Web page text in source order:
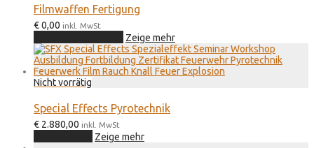
Filmwaffen Fertigung
€0,00 inkl. MwSt
Zeige mehr
Special Effects Pyrotechnik
€ 2.880,00 inkl. MwSt
Zeige mehr